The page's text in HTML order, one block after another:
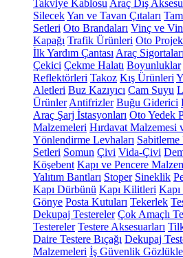
Takviye Kablosu Araç Dış
SilecekYan ve Tavan Çıtaları
Setleri Oto Brandaları Vinç ve
Kapağı Trafik Ürünleri Oto
İlk Yardım Çantası Araç Sigortaları
Çekici Çekme Halatı Boyunluklar
Reflektörleri Takoz Kış Ürünleri
Aletleri Buz Kazıyıcı Cam Suyu
Ürünler Antifrizler Buğu Giderici
Araç Şarj İstasyonları Oto Yedek
Malzemeleri Hırdavat Malzemesi
Yönlendirme Levhaları
Setleri Somun Çivi Vida-Çivi
Köşebent Kapı ve Pencere
Yalıtım Bantları Stoper Sineklik
Kapı Dürbünü Kapı Kilitleri
Gönye Posta Kutuları Tekerlek
Dekupaj Testereler Çok Amaçlı
Testereler Testere Aksesuarları
Daire Testere Bıçağı Dekupaj
Malzemeleri İş Güvenlik